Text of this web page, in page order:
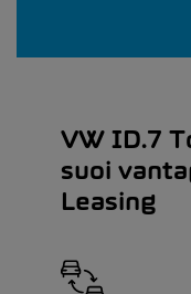
VW ID.7
suoi
Leasing